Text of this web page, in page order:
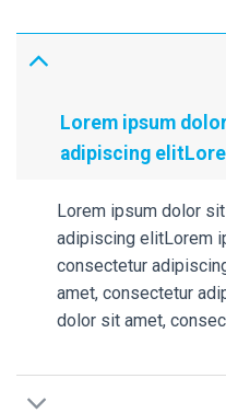
Lorem ipsum
adipiscing
Lorem ipsum dolor
adipiscing elitLorem
consectetur
amet, consectetur
dolor sit amet,